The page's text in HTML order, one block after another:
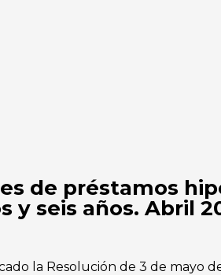
de préstamos
y seis años. Abril
la Resolución de 3 de mayo